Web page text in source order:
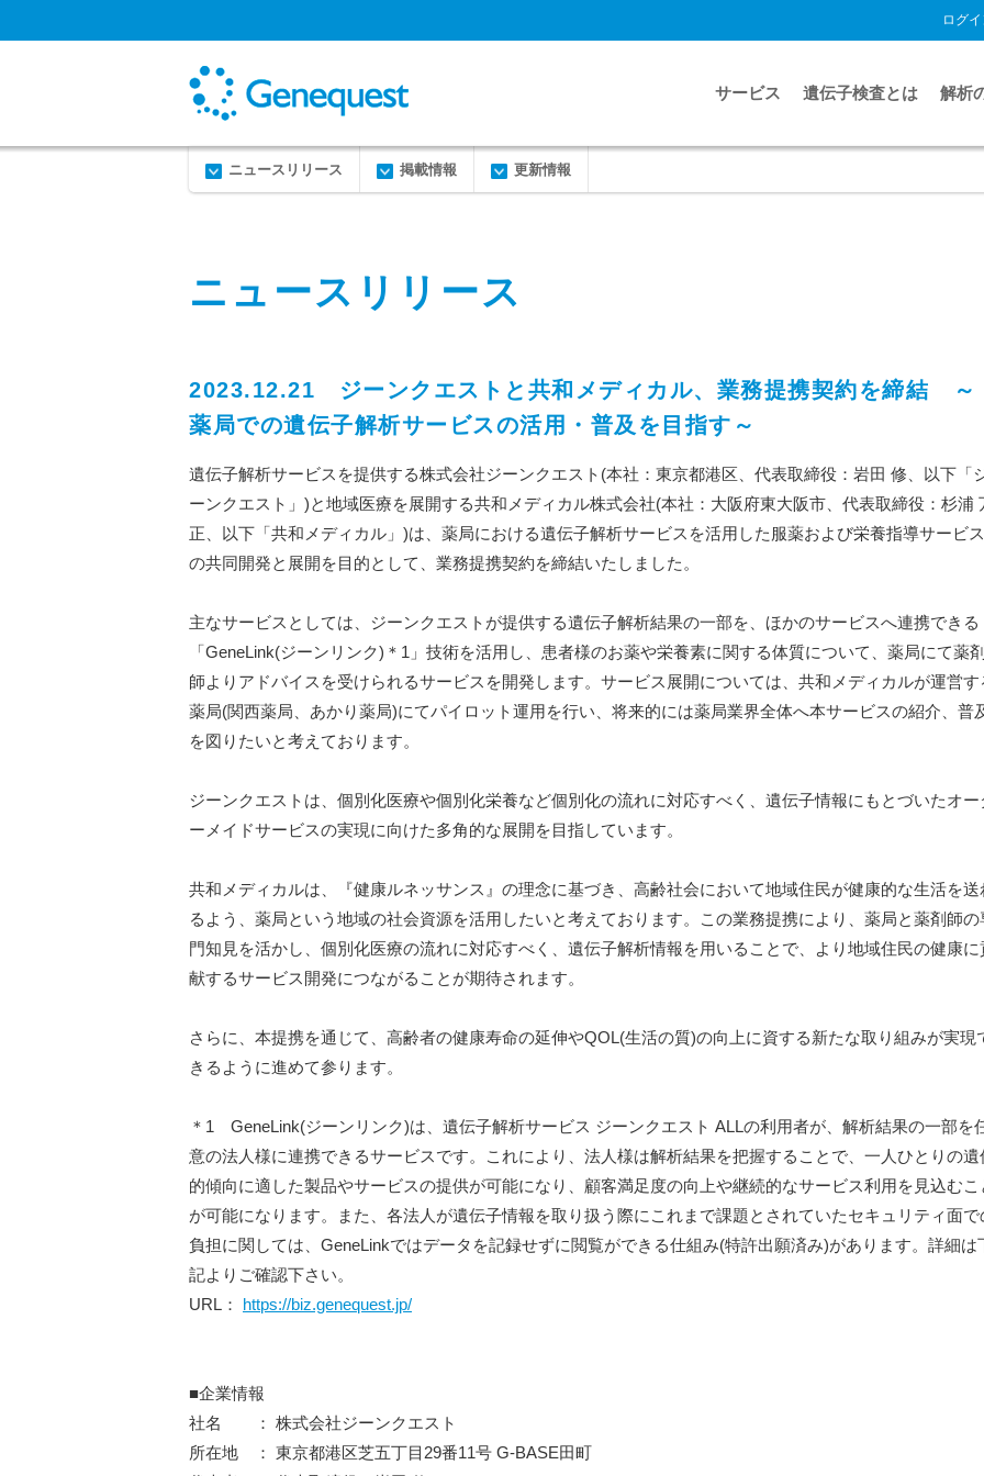
ログイ
サービス 遺伝子検査とは 解析
ニュースリリース 掲載情報 更新情報
ニュースリリース
2023.12.21 ジーンクエストと共和メディカル、業務提携契約を締結 ～
薬局での遺伝子解析サービスの活用・普及を目指す～
遺伝子解析サービスを提供する株式会社ジーンクエスト(本社：東京都港区、代表取締役：岩田 修、以下「
ーンクエスト」)と地域医療を展開する共和メディカル株式会社(本社：大阪府東大阪市、代表取締役：杉浦
正、以下「共和メディカル」)は、薬局における遺伝子解析サービスを活用した服薬および栄養指導サービス
の共同開発と展開を目的として、業務提携契約を締結いたしました。
主なサービスとしては、ジーンクエストが提供する遺伝子解析結果の一部を、ほかのサービスへ連携できる
「GeneLink(ジーンリンク)＊1」技術を活用し、患者様のお薬や栄養素に関する体質について、薬局にて薬剤
師よりアドバイスを受けられるサービスを開発します。サービス展開については、共和メディカルが運営す
薬局(関西薬局、あかり薬局)にてパイロット運用を行い、将来的には薬局業界全体へ本サービスの紹介、普
を図りたいと考えております。
ジーンクエストは、個別化医療や個別化栄養など個別化の流れに対応すべく、遺伝子情報にもとづいたオー
ーメイドサービスの実現に向けた多角的な展開を目指しています。
共和メディカルは、『健康ルネッサンス』の理念に基づき、高齢社会において地域住民が健康的な生活を送
るよう、薬局という地域の社会資源を活用したいと考えております。この業務提携により、薬局と薬剤師の
門知見を活かし、個別化医療の流れに対応すべく、遺伝子解析情報を用いることで、より地域住民の健康に
献するサービス開発につながることが期待されます。
さらに、本提携を通じて、高齢者の健康寿命の延伸やQOL(生活の質)の向上に資する新たな取り組みが実現
きるように進めて参ります。
＊1 GeneLink(ジーンリンク)は、遺伝子解析サービス ジーンクエスト ALLの利用者が、解析結果の一部を
意の法人様に連携できるサービスです。これにより、法人様は解析結果を把握することで、一人ひとりの遺
的傾向に適した製品やサービスの提供が可能になり、顧客満足度の向上や継続的なサービス利用を見込むこ
が可能になります。また、各法人が遺伝子情報を取り扱う際にこれまで課題とされていたセキュリティ面で
負担に関しては、GeneLinkではデータを記録せずに閲覧ができる仕組み(特許出願済み)があります。詳細は
記よりご確認下さい。
URL： https://biz.genequest.jp/
■企業情報
社名 ： 株式会社ジーンクエスト
所在地 ： 東京都港区芝五丁目29番11号 G-BASE田町